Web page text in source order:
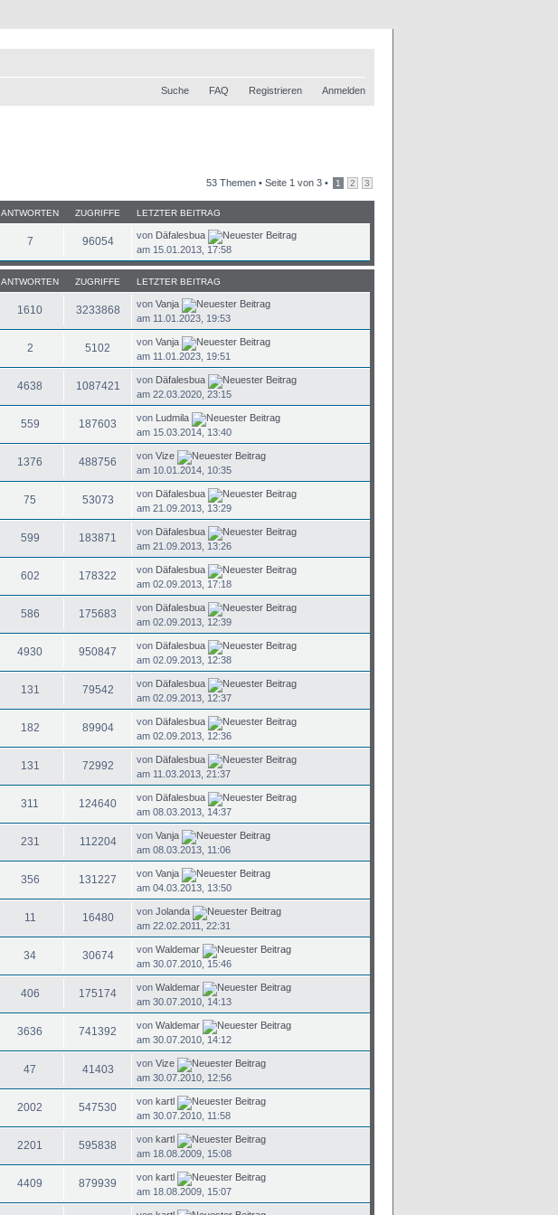
Suche FAQ Registrieren Anmelden
53 Themen • Seite 1 von 3 • 1 2 3
ANTWORTEN ZUGRIFFE LETZTER BEITRAG
7 96054 von Däfalesbua
am 15.01.2013, 17:58
ANTWORTEN ZUGRIFFE LETZTER BEITRAG
1610 3233868 vonVanja
am 11.01.2023, 19:53
2 5102 vonVanja
am 11.01.2023, 19:51
4638 1087421 von Däfalesbua
am 22.03.2020, 23:15
559 187603 von Ludmila
am 15.03.2014, 13:40
1376 488756 vonVize
am 10.01.2014, 10:35
75 53073 von Däfalesbua
am 21.09.2013, 13:29
599 183871 von Däfalesbua
am 21.09.2013, 13:26
602 178322 von Däfalesbua
am 02.09.2013, 17:18
586 175683 von Däfalesbua
am 02.09.2013, 12:39
4930 950847 von Däfalesbua
am 02.09.2013, 12:38
131 79542 von Däfalesbua
am 02.09.2013, 12:37
182 89904 von Däfalesbua
am 02.09.2013, 12:36
131 72992 von Däfalesbua
am 11.03.2013, 21:37
311 124640 von Däfalesbua
am 08.03.2013, 14:37
231 112204 vonVanja
am 08.03.2013, 11:06
356 131227 vonVanja
am 04.03.2013, 13:50
11 16480 vonJolanda
am 22.02.2011, 22:31
34 30674 vonWaldemar
am 30.07.2010, 15:46
406 175174 vonWaldemar
am 30.07.2010, 14:13
3636 741392 vonWaldemar
am 30.07.2010, 14:12
47 41403 vonVize
am 30.07.2010, 12:56
2002 547530 vonkartl
am 30.07.2010, 11:58
2201 595838 vonkartl
am 18.08.2009, 15:08
4409 879939 vonkartl
am 18.08.2009, 15:07